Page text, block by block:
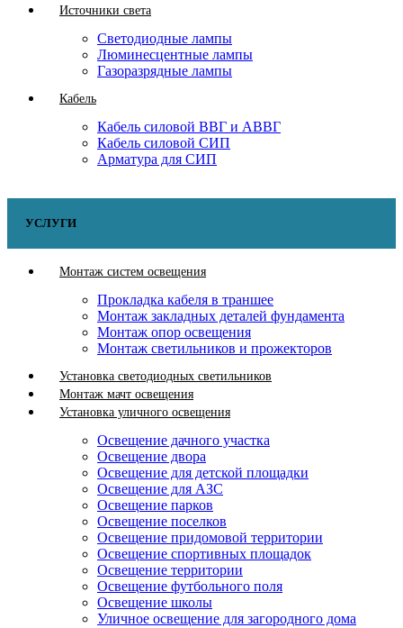
Источники света
Светодиодные лампы
Люминесцентные лампы
Газоразрядные лампы
Кабель
Кабель силовой ВВГ и АВВГ
Кабель силовой СИП
Арматура для СИП
УСЛУГИ
Монтаж систем освещения
Прокладка кабеля в траншее
Монтаж закладных деталей фундамента
Монтаж опор освещения
Монтаж светильников и прожекторов
Установка светодиодных светильников
Монтаж мачт освещения
Установка уличного освещения
Освещение дачного участка
Освещение двора
Освещение для детской площадки
Освещение для АЗС
Освещение парков
Освещение поселков
Освещение придомовой территории
Освещение спортивных площадок
Освещение территории
Освещение футбольного поля
Освещение школы
Уличное освещение для загородного дома